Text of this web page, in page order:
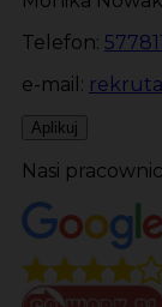
Telefon:
e-mail:
Aplikuj
Nasi